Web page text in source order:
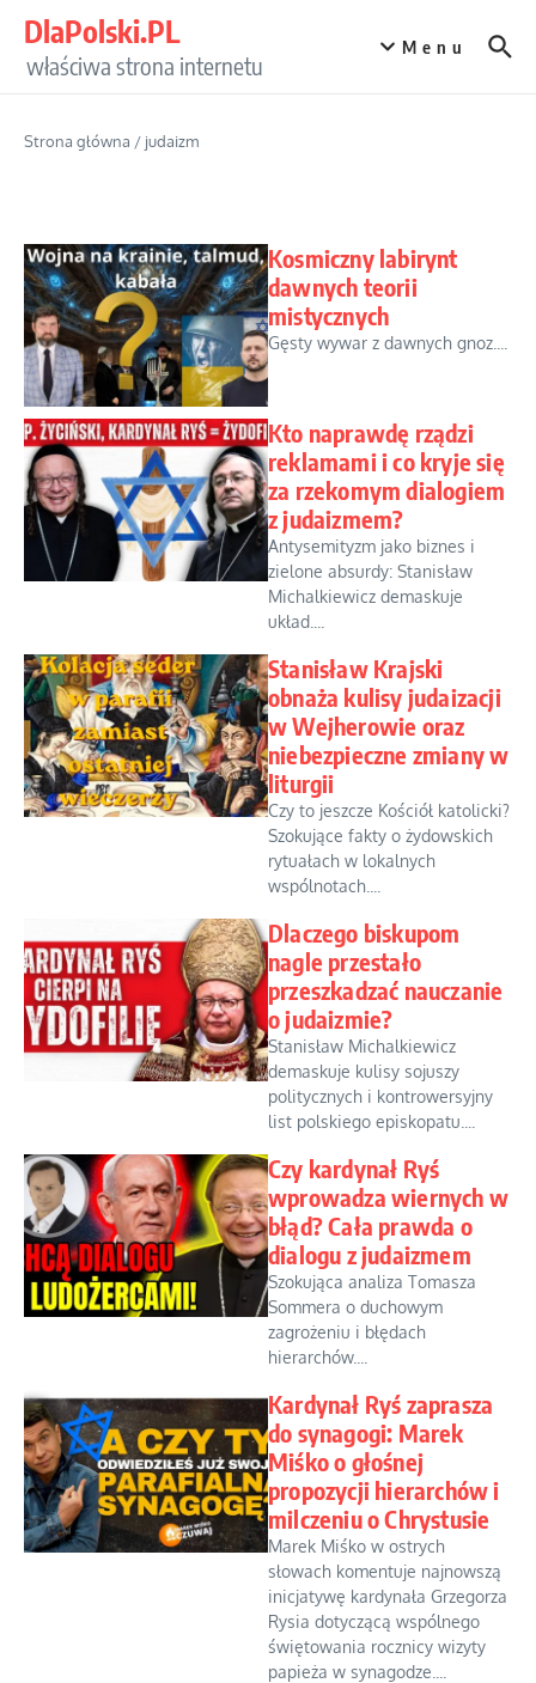
DlaPolski.PL
właściwa strona internetu
Menu
Strona główna / judaizm
Kosmiczny labirynt
dawnych teorii
mistycznych
Gęsty wywar z dawnych gnoz....
Kto naprawdę rządzi
reklamami i co kryje się
za rzekomym dialogiem
z judaizmem?
Antysemityzm jako biznes i
zielone absurdy: Stanisław
Michalkiewicz demaskuje
układ....
Stanisław Krajski
obnaża kulisy judaizacji
w Wejherowie oraz
niebezpieczne zmiany w
liturgii
Czy to jeszcze Kościół katolicki?
Szokujące fakty o żydowskich
rytuałach w lokalnych
wspólnotach....
Dlaczego biskupom
nagle przestało
przeszkadzać nauczanie
o judaizmie?
Stanisław Michalkiewicz
demaskuje kulisy sojuszy
politycznych i kontrowersyjny
list polskiego episkopatu....
Czy kardynał Ryś
wprowadza wiernych w
błąd? Cała prawda o
dialogu z judaizmem
Szokująca analiza Tomasza
Sommera o duchowym
zagrożeniu i błędach
hierarchów....
Kardynał Ryś zaprasza
do synagogi: Marek
Miśko o głośnej
propozycji hierarchów i
milczeniu o Chrystusie
Marek Miśko w ostrych
słowach komentuje najnowszą
inicjatywę kardynała Grzegorza
Rysia dotyczącą wspólnego
świętowania rocznicy wizyty
papieża w synagodze....